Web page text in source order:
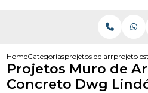
HomeCategoriasprojetos de arrimoprojeto
Projetos Muro de
Concreto Dwg